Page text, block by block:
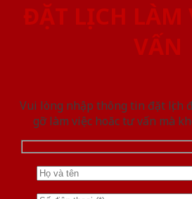
ĐẶT LỊCH LÀM
VẤN
Vui lòng nhập thông tin đặt lịch
gỡ làm việc hoăc tư vấn mà